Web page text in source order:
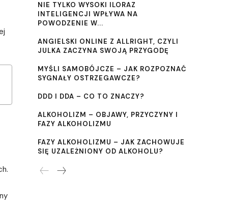
NIE TYLKO WYSOKI ILORAZ
INTELIGENCJI WPŁYWA NA
POWODZENIE W...
ANGIELSKI ONLINE Z ALLRIGHT, CZYLI
JULKA ZACZYNA SWOJĄ PRZYGODĘ
MYŚLI SAMOBÓJCZE – JAK ROZPOZNAĆ
SYGNAŁY OSTRZEGAWCZE?
DDD I DDA – CO TO ZNACZY?
ALKOHOLIZM – OBJAWY, PRZYCZYNY I
FAZY ALKOHOLIZMU
FAZY ALKOHOLIZMU – JAK ZACHOWUJE
SIĘ UZALEŻNIONY OD ALKOHOLU?